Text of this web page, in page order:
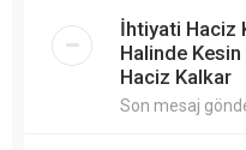
İhtiyati Haciz
Halinde
Haciz Kalkar
Son mesaj